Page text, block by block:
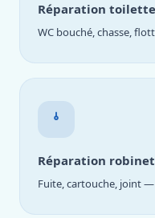
Réparation toilette
WC bouché, chasse,
Réparation robinet
Fuite, cartouche, joint